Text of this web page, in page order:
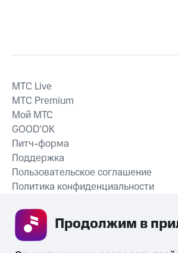
СКАЧАТЬ
MTС Live
MTС Premium
Мой МТС
GOOD’OK
Питч-форма
Поддержка
Пользовательское соглашение
Политика конфиденциальности